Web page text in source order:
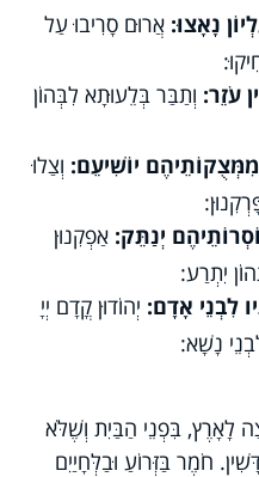
נָאָצוּ: אֲרוּם סָרִיבוּ עַל
עֹזֵר: וְתַבַּר בְּלֵעוּתָא לִבְּהוֹן
יוֹשִׁיעֵם: וְצַלוּ
יְנַתֵּק: אַפְקִנוּן
יִתְרַע:
לִבְנֵי אָדָם: יְהוֹדוּן קֳדָם יְיָ
נָשָׁא:
לָאָרֶץ, בִּפְנֵי הַבַּיִת וְשֶׁלֹּא
חֹמֶר בַּזְּרוֹעַ וּבַלְּחָיַיִם